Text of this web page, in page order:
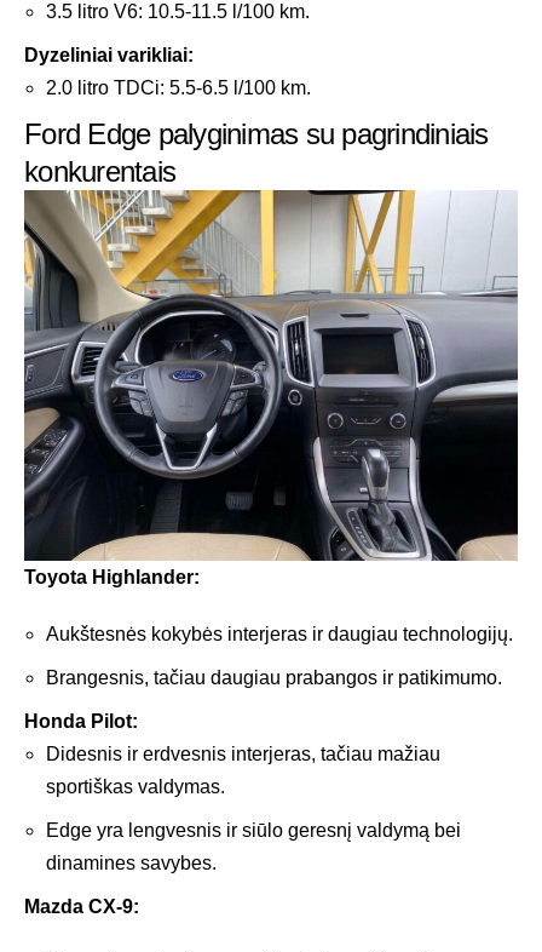
3.5 litro V6: 10.5-11.5 l/100 km.
Dyzeliniai varikliai:
2.0 litro TDCi: 5.5-6.5 l/100 km.
Ford Edge palyginimas su pagrindiniais
konkurentais
Toyota Highlander:
Aukštesnės kokybės interjeras ir daugiau technologijų.
Brangesnis, tačiau daugiau prabangos ir patikimumo.
Honda Pilot:
Didesnis ir erdvesnis interjeras, tačiau mažiau
sportiškas valdymas.
Edge yra lengvesnis ir siūlo geresnį valdymą bei
dinamines savybes.
Mazda CX-9: